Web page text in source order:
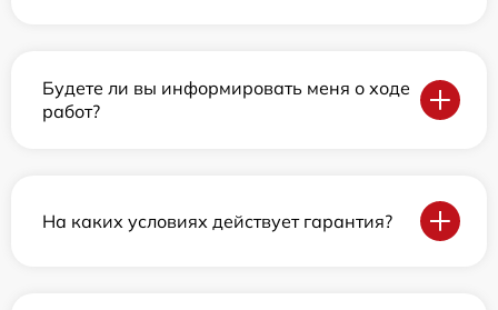
Будете ли вы информировать меня о ходе
работ?
На каких условиях действует гарантия?